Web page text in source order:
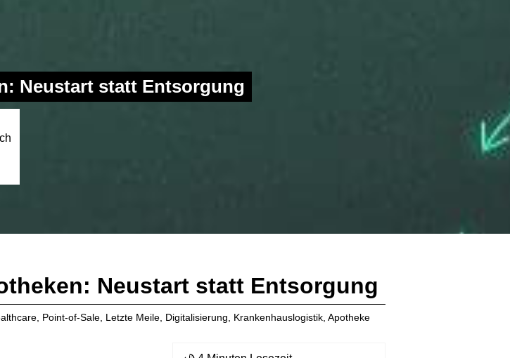
Neustart statt Entsorgung
Neustart statt Entsorgung
Point-of-Sale Letzte Meile Digitalisierung Krankenhauslogistik Apotheke